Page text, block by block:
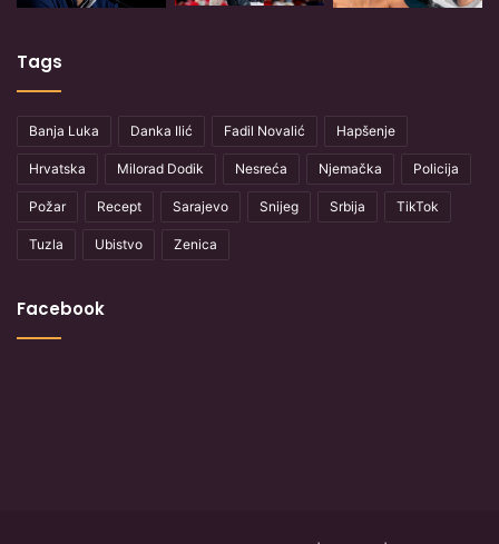
Tags
Banja Luka Danka Ilić Fadil Novalić Hapšenje
Hrvatska Milorad Dodik Nesreća Njemačka Policija
Požar Recept Sarajevo Snijeg Srbija TikTok
Tuzla Ubistvo Zenica
Facebook